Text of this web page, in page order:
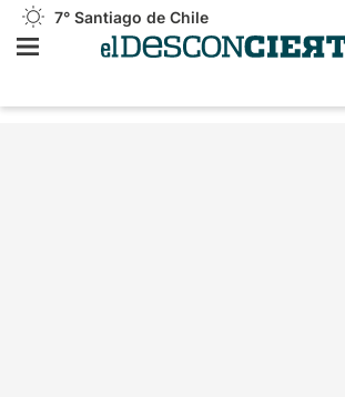
7° Santiago de Chile